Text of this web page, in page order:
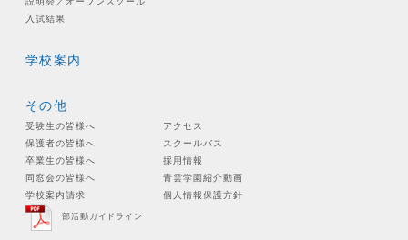
入試結果
学校案内
その他
受験生の皆様へ
保護者の皆様へ
卒業生の皆様へ
同窓会の皆様へ
学校案内請求
アクセス
スクールバス
採用情報
青雲学園紹介動画
個人情報保護方針
部活動ガイドライン